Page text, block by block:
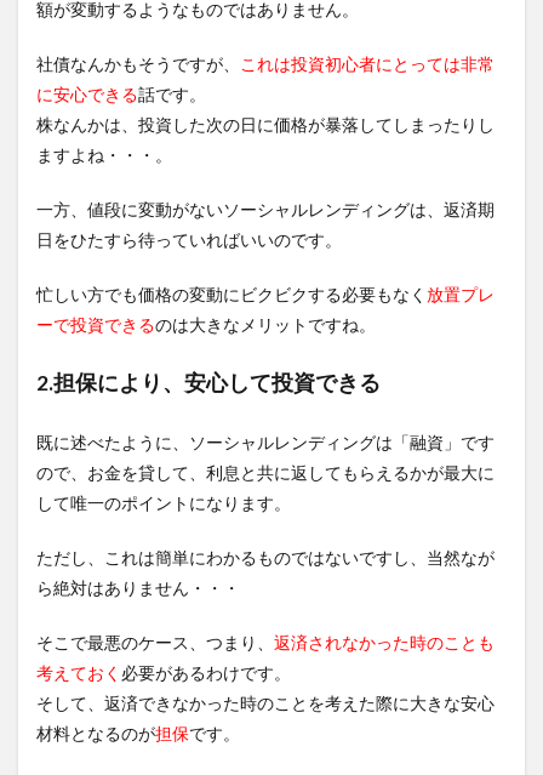
額が変動するようなものではありません。
社債なんかもそうですが、
これは投資初心者にとっては非常
に安心できる話です。
株なんかは、投資した次の日に価格が暴落してしまったりし
ますよね・・・。
一方、値段に変動がないソーシャルレンディングは、返済期
日をひたすら待っていればいいのです。
忙しい方でも価格の変動にビクビクする必要もなく 放置プレ
ーで投資できるのは大きなメリットですね。
2.担保により、安心して投資できる
既に述べたように、ソーシャルレンディングは「融資」です
ので、お金を貸して、利息と共に返してもらえるかが最大に
して唯一のポイントになります。
ただし、これは簡単にわかるものではないですし、当然なが
ら絶対はありません・・・
そこで最悪のケース、つまり、 返済されなかった時のことも
考えておく 必要があるわけです。
そして、返済できなかった時のことを考えた際に大きな安心
材料となるのが担保です。